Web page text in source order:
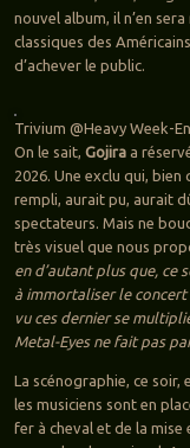
nouvel album, il n’en
classiques des
d’achever le public.
Trivium @Heavy Week-
On le sait, Gojira a
2026. Une exclu qui,
rempli, aurait pu, aurait
spectateurs. Mais ne
très visuel que nous
en d’autant plus que, ce
à immortaliser le concert
vu ces dernier se
Metal-Eyes ne fait pas
La scénographie, ce soir,
les musiciens sont en
fer à cheval et de la mise